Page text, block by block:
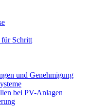
für Schritt
und Genehmigung
bei PV-Anlagen